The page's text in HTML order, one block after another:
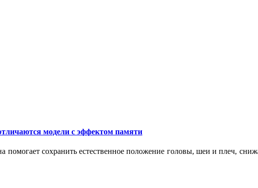
модели с эффектом памяти
помогает сохранить естественное положение головы, шеи и плеч,